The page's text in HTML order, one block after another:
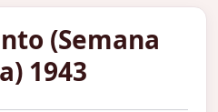
(Semana
1943